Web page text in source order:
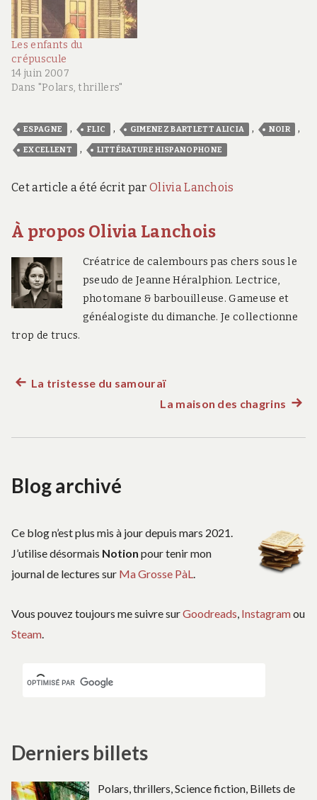
Les enfants du
crépuscule
14 juin 2007
Dans "Polars, thrillers"
ESPAGNE , FLIC , GIMENEZ BARTLETT ALICIA , NOIR ,
EXCELLENT , LITTÉRATURE HISPANOPHONE
Cet article a été écrit par Olivia Lanchois
À propos Olivia Lanchois
Créatrice de calembours pas chers sous le
pseudo de Jeanne Héralphion. Lectrice,
photomane & barbouilleuse. Gameuse et
généalogiste du dimanche. Je collectionne
trop de trucs.
de
Article
La tristesse du samouraï
La maison des chagrins
Blog archivé
Ce blog n’est plus mis à jour depuis mars 2021.
J’utilise désormais Notion pour tenir mon
journal de lectures sur Ma Grosse PàL.
Vous pouvez toujours me suivre surGoodreads, Instagramou
Steam.
Derniers billets
Polars, thrillers, Science fiction, Billets de